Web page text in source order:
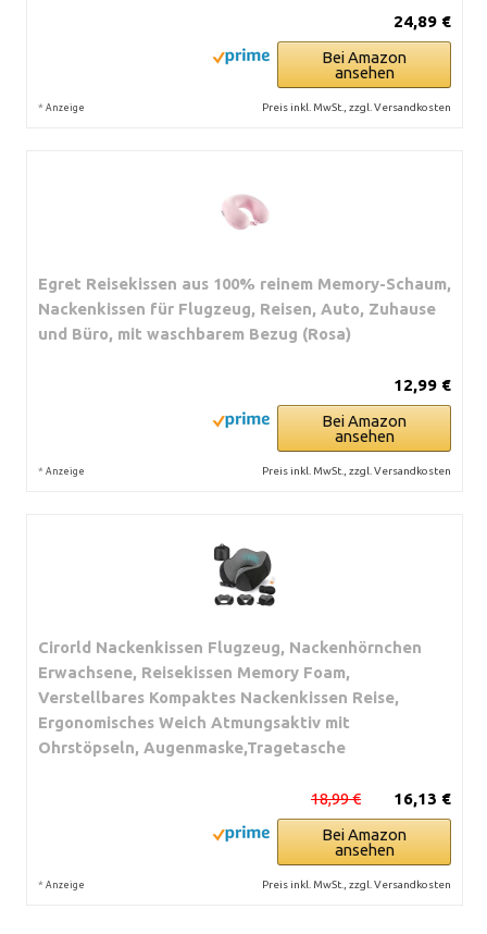
24,89 €
Bei Amazon
ansehen
* Anzeige Preis inkl. MwSt., zzgl. Versandkosten
Egret Reisekissen aus 100% reinem Memory-Schaum,
Nackenkissen für Flugzeug, Reisen, Auto, Zuhause
und Büro, mit waschbarem Bezug (Rosa)
12,99 €
Bei Amazon
ansehen
* Anzeige Preis inkl. MwSt., zzgl. Versandkosten
Cirorld Nackenkissen Flugzeug, Nackenhörnchen
Erwachsene, Reisekissen Memory Foam,
Verstellbares Kompaktes Nackenkissen Reise,
Ergonomisches Weich Atmungsaktiv mit
Ohrstöpseln, Augenmaske,Tragetasche
16,13 €
18,99 €
Bei Amazon
ansehen
* Anzeige Preis inkl. MwSt., zzgl. Versandkosten